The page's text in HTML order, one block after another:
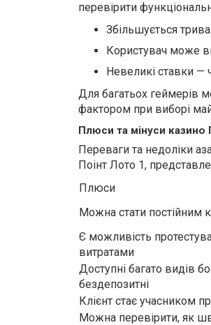
перевірити
Збільшується
Користувач може
Невеликі ставки —
Для багатьох геймерів
фактором при виборі
Плюси та мінуси казино
Переваги та недоліки
Поінт Лото 1,
Плюси
Можна стати постійним
Є можливість
витратами
Доступні багато видів
бездепозитні
Клієнт стає учасником
Можна перевірити, як